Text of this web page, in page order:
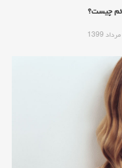
چیست؟